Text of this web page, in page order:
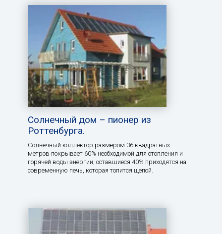
Солнечный дом – пионер из
Роттенбурга.
Солнечный коллектор размером 36 квадратных
метров покрывает 60% необходимой для отопления и
горячей воды энергии, оставшиеся 40% приходятся на
современную печь, которая топится щепой.